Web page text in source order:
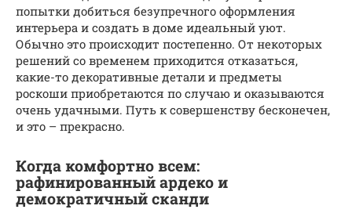
попытки добиться безупречного оформления
интерьера и создать в доме идеальный уют.
Обычно это происходит постепенно. От некоторых
решений со временем приходится отказаться,
какие-то декоративные детали и предметы
роскоши приобретаются по случаю и оказываются
очень удачными. Путь к совершенству бесконечен,
и это – прекрасно.
Когда комфортно всем:
рафинированный ардеко и
демократичный сканди